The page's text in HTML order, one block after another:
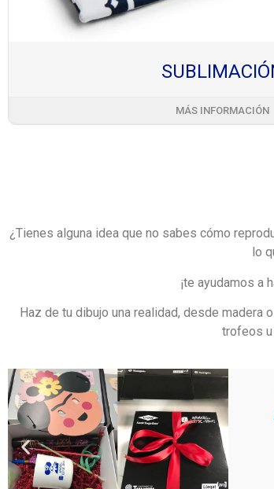
MÁS INFORMACIÓN
¿Tienes alguna idea que no sabes cómo
lo
¡te ayudamos a
Haz de tu dibujo una realidad, desde
trofeos u